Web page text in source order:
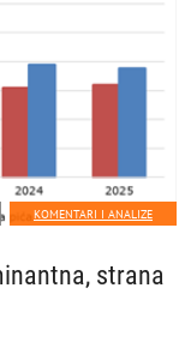
KOMENTARI I ANALIZE
strana